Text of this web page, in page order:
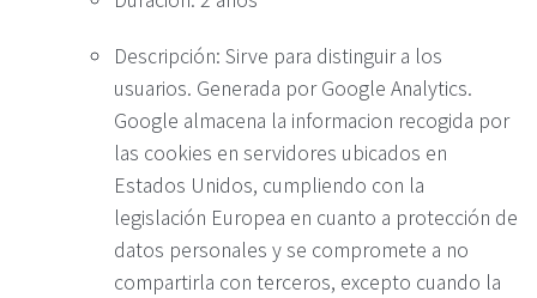
Descripción: Sirve para distinguir a los
usuarios. Generada por Google Analytics.
Google almacena la informacion recogida por
las cookies en servidores ubicados en
Estados Unidos, cumpliendo con la
legislación Europea en cuanto a protección de
datos personales y se compromete a no
compartirla con terceros, excepto cuando la